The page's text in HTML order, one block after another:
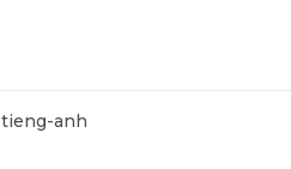
tieng-anh